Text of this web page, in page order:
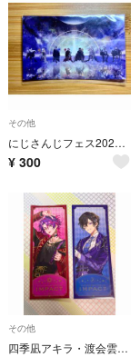
その他
にじさんじフェス2026 購入特典ランダムカード３
¥ 300
その他
四季凪アキラ・渡会雲雀 【IMPACT】特典チケット風カード